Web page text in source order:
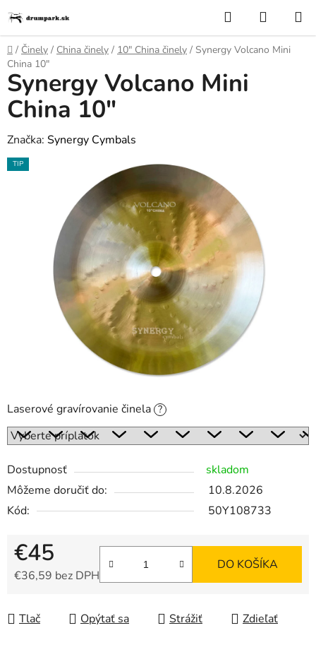
na
obsah
Hľadať
KOŠÍK
Domov
/ Činely / China činely / 10″ China činely / Synergy Volcano Mini
China 10"
Laserové gravírovanie činela ?
Dostupnosť
skladom
Môžeme doručiť do:
10.8.2026
Kód:
50Y108733
€45
€36,59 bez DPH
DO KOŠÍKA
Tlač Opýtať sa Strážiť Zdieľať
Synergy Volcano Mini
China 10"
Značka: Synergy Cymbals
TIP